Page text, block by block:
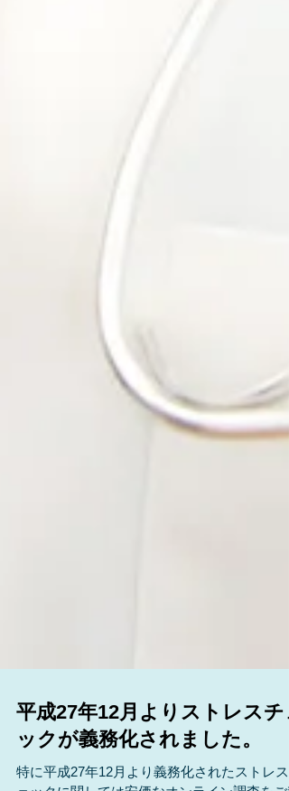
平成27年12月よりストレスチ
ックが義務化されました。